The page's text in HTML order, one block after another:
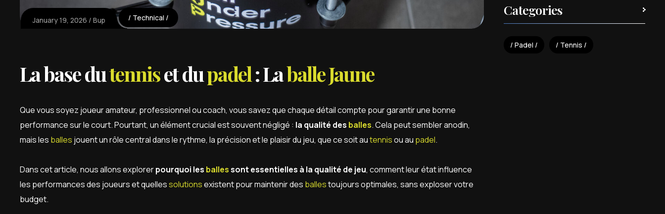
January 19, 2026 Bup Technical
La base dutenniset dupadel: Laballe Jaune
Que vous soyez joueur amateur, professionnel ou coach, vous savez que chaque détail compte pour garantir une bonne
performance sur le court. Pourtant, un élément crucial est souvent négligé : la qualité des balles. Cela peut sembler anodin,
mais les balles jouent un rôle central dans le rythme, la précision et le plaisir du jeu, que ce soit autennisou au padel.
Dans cet article, nous allons explorerpourquoi les ballessont essentielles à la qualité de jeu, comment leur état influence
les performances des joueurs et quellessolutionsexistent pour maintenir des ballestoujours optimales, sans exploser votre
budget.
Categories
Padel Tennis